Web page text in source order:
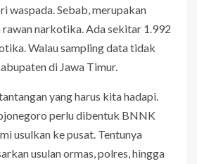
waspada. Sebab, merupakan
narkotika. Ada sekitar 1.992
Walau sampling data tidak
di Jawa Timur.
yang harus kita hadapi.
perlu dibentuk BNNK
usulkan ke pusat. Tentunya
usulan ormas, polres, hingga